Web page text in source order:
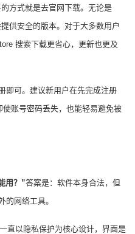
方式就是去官网下载。无论是
供安全的版本。对于大多数用户
搜索下载更省心，更新也更及
即可。建议新用户在先完成注册
使账号密码丢失，也能轻易避免被
用？”答案是：软件本身合法，但
的网络工具。
直以隐私保护为核心设计，界面是